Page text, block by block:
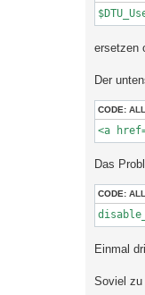
ersetzen
Der
CODE:
<a
Das
CODE:
Einmal
Soviel zu